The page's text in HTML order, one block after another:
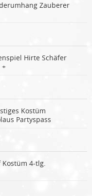
Zauberer
Hirte Schäfer
+
Kostüm
Partyspass
4-tlg.